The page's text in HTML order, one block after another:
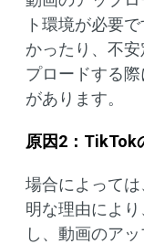
ト環境が必要
かったり、不
プロードする
があります。
原因2 ： TikTok
場合によって
明な理由によ
し、動画のア